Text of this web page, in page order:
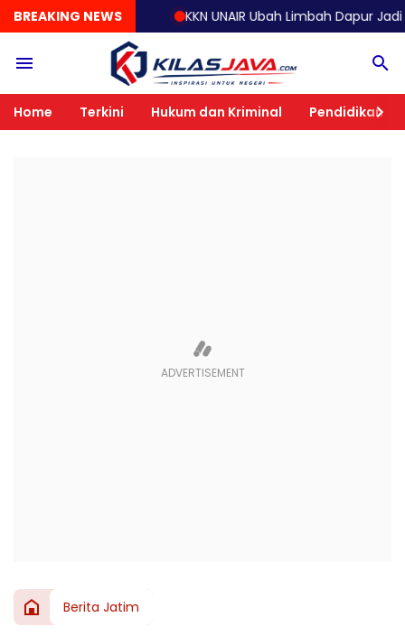
BREAKING NEWSKKN UNAIR Ubah Limbah Dapur Jadi Eco
Home Terkini Hukum dan Kriminal Pendidikan
Berita Jatim